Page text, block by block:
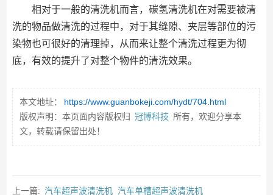
相对于一般的清洗机而言，碳氢清洗机在对需要被清
洗的物品做清洗的过程中，对于其缝隙、夹层等部位的污
染物也可很好的清理掉，从而来让整个清洗过程更为彻
底，有效的提升了对整个物件的清洗效果。
本文地址：
https://www.guanbokeji.com/hydt/704.html
版权声明：本页面内容版权归 冠博科技 所有，欢迎分享本
文，转载请保留出处！
上一篇: 汽车超声波清洗机_汽车单槽超声波清洗机